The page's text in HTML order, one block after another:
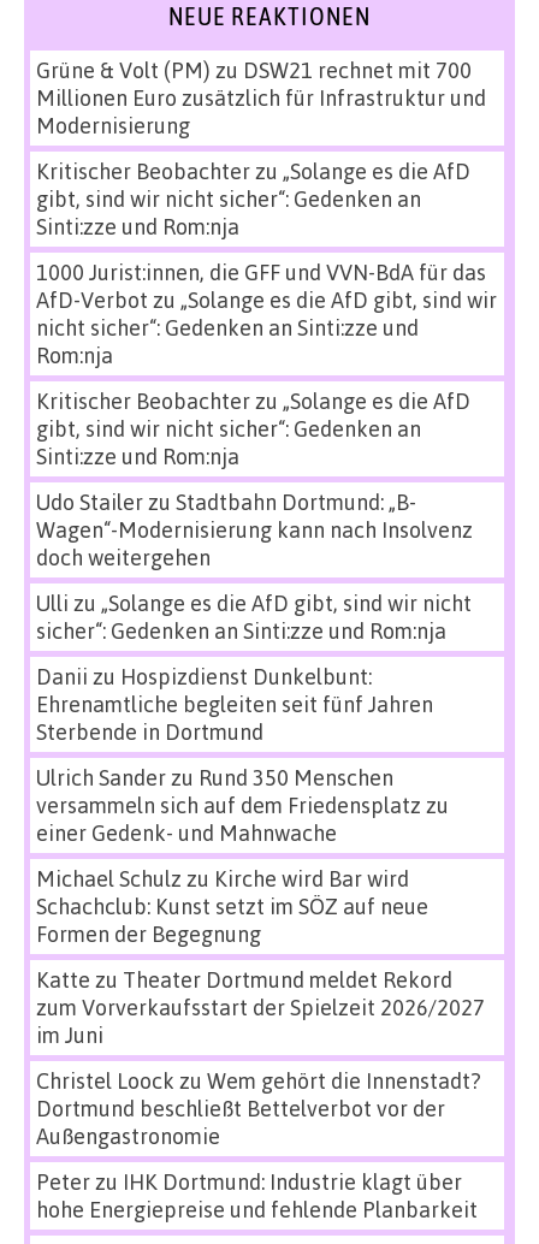
NEUE REAKTIONEN
Grüne & Volt (PM) zu DSW21 rechnet mit 700
Millionen Euro zusätzlich für Infrastruktur und
Modernisierung
Kritischer Beobachterzu „Solange es die AfD
gibt, sind wir nicht sicher“: Gedenken an
Sinti:zze und Rom:nja
1000 Jurist:innen, die GFF und VVN-BdA für das
AfD-Verbot zu „Solange es die AfD gibt, sind wir
nicht sicher“: Gedenken an Sinti:zze und
Rom:nja
Kritischer Beobachterzu „Solange es die AfD
gibt, sind wir nicht sicher“: Gedenken an
Sinti:zze und Rom:nja
Udo Stailerzu Stadtbahn Dortmund: „B-
Wagen“-Modernisierung kann nach Insolvenz
doch weitergehen
Ulli zu „Solange es die AfD gibt, sind wir nicht
sicher“: Gedenken an Sinti:zze und Rom:nja
Danii zu Hospizdienst Dunkelbunt:
Ehrenamtliche begleiten seit fünf Jahren
Sterbende in Dortmund
Ulrich Sanderzu Rund 350 Menschen
versammeln sich auf dem Friedensplatz zu
einer Gedenk- und Mahnwache
Michael Schulz zu Kirche wird Bar wird
Schachclub: Kunst setzt im SÖZ auf neue
Formen der Begegnung
Katte zu Theater Dortmund meldet Rekord
zum Vorverkaufsstart der Spielzeit 2026/2027
im Juni
Christel Loock zu Wem gehört die Innenstadt?
Dortmund beschließt Bettelverbot vor der
Außengastronomie
Peterzu IHK Dortmund: Industrie klagt über
hohe Energiepreise und fehlende Planbarkeit